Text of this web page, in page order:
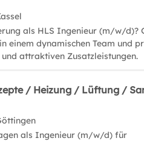
als HLS Ingenieur (m/w/d)?
einem dynamischen Team und
attraktiven Zusatzleistungen.
/ Heizung / Lüftung /
als Ingenieur (m/w/d) für